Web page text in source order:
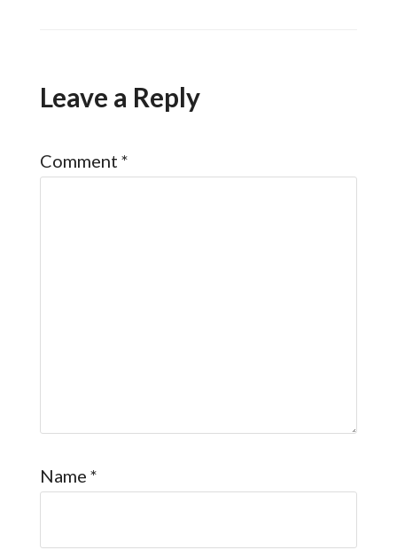
Leave a Reply
Comment *
Name *